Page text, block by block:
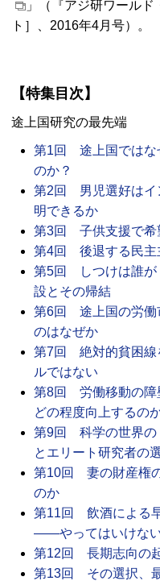
」（『アジ研ワール
ト］、2016年4月号）。
【特集目次】
途上国研究の最先端
第1回 途上国ではな
のか？
第2回 男児選好はイ
明できるか
第3回 子供支援で希
第4回 後退する民主
第5回 しつけは誰
設とその帰結
第6回 途上国の労働
のはなぜか
第7回 絶対的貧困線
ルではない
第8回 労働移動の障
どの程度向上するの
第9回 科学の世界
とエリート研究者の
第10回 妻の財産権
のか
第11回 飲酒による
――やってはいけな
第12回 長期志向の
第13回 その選択、